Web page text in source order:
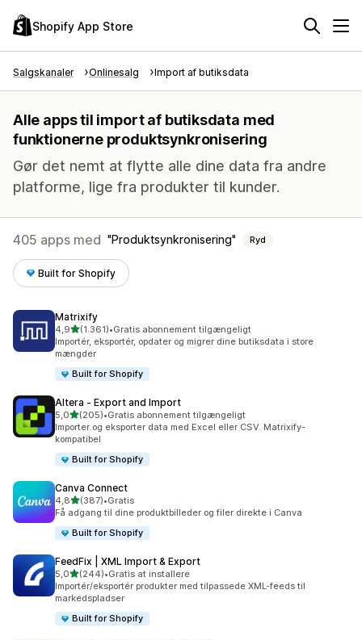
Shopify App Store
Salgskanaler Onlinesalg Import af butiksdata
Alle apps til import af butiksdata med
funktionerne produktsynkronisering
Gør det nemt at flytte alle dine data fra andre
platforme, lige fra produkter til kunder.
405 apps med Produktsynkronisering Ryd
Built for Shopify
Matrixify
4,9ud af 5 stjerner
(1.361)
1361 anmeldelser i alt
•Gratis abonnement tilgængeligt
Importér, eksportér, opdater og migrer dine butiksdata i store
mængder
Built for Shopify
Altera ‑ Export and Import
5,0ud af 5 stjerner
(205)
205 anmeldelser i alt
•Gratis abonnement tilgængeligt
Importer og eksporter data med Excel eller CSV. Matrixify-
kompatibel
Built for Shopify
Canva Connect
4,8ud af 5 stjerner
(387)
387 anmeldelser i alt
•Gratis
Få adgang til dine produktbilleder og filer direkte i Canva
Built for Shopify
FeedFix | XML Import & Export
5,0ud af 5 stjerner
(244)
244 anmeldelser i alt
•Gratis at installere
Importér/eksportér produkter med tilpassede XML-feeds til
markedspladser
Built for Shopify